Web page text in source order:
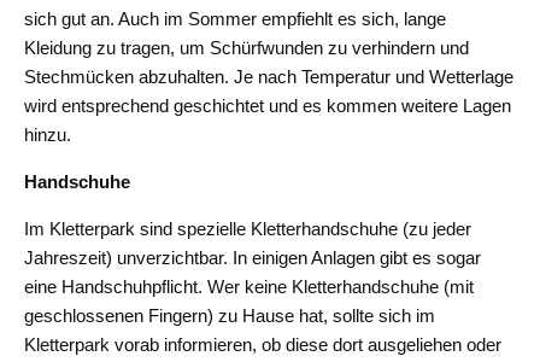
sich gut an. Auch im Sommer empfiehlt es sich, lange
Kleidung zu tragen, um Schürfwunden zu verhindern und
Stechmücken abzuhalten. Je nach Temperatur und Wetterlage
wird entsprechend geschichtet und es kommen weitere Lagen
hinzu.
Handschuhe
Im Kletterpark sind spezielle Kletterhandschuhe (zu jeder
Jahreszeit) unverzichtbar. In einigen Anlagen gibt es sogar
eine Handschuhpflicht. Wer keine Kletterhandschuhe (mit
geschlossenen Fingern) zu Hause hat, sollte sich im
Kletterpark vorab informieren, ob diese dort ausgeliehen oder